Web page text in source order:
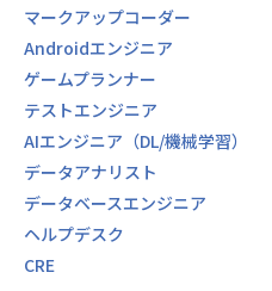
マークアップコーダー
Androidエンジニア
ゲームプランナー
テストエンジニア
AIエンジニア（DL/機械学習）
データアナリスト
データベースエンジニア
ヘルプデスク
CRE